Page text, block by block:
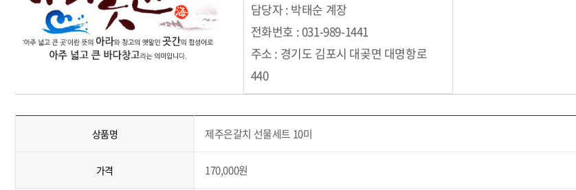
담당자 : 박태순 계장
전화번호 : 031-989-1441
주소 : 경기도 김포시 대곶면 대명항로
440
상품명 제주은갈치 선물세트 10미
가격 170,000원